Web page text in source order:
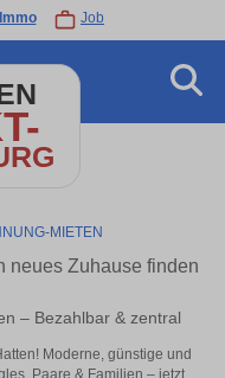
Immo Job
MIETEN
neues Zuhause finden
– Bezahlbar & zentral
Moderne, günstige und
Paare & Familien – jetzt